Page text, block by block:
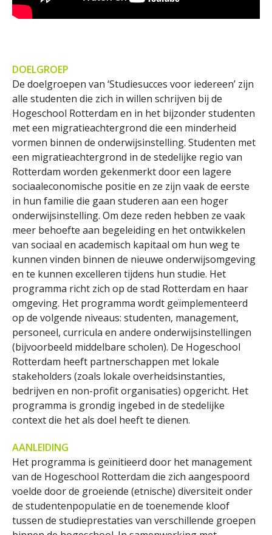
DOELGROEP
De doelgroepen van ‘Studiesucces voor iedereen’ zijn
alle studenten die zich in willen schrijven bij de
Hogeschool Rotterdam en in het bijzonder studenten
met een migratieachtergrond die een minderheid
vormen binnen de onderwijsinstelling. Studenten met
een migratieachtergrond in de stedelijke regio van
Rotterdam worden gekenmerkt door een lagere
sociaaleconomische positie en ze zijn vaak de eerste
in hun familie die gaan studeren aan een hoger
onderwijsinstelling. Om deze reden hebben ze vaak
meer behoefte aan begeleiding en het ontwikkelen
van sociaal en academisch kapitaal om hun weg te
kunnen vinden binnen de nieuwe onderwijsomgeving
en te kunnen excelleren tijdens hun studie. Het
programma richt zich op de stad Rotterdam en haar
omgeving. Het programma wordt geïmplementeerd
op de volgende niveaus: studenten, management,
personeel, curricula en andere onderwijsinstellingen
(bijvoorbeeld middelbare scholen). De Hogeschool
Rotterdam heeft partnerschappen met lokale
stakeholders (zoals lokale overheidsinstanties,
bedrijven en non-profit organisaties) opgericht. Het
programma is grondig ingebed in de stedelijke
context die het als doel heeft te dienen.
AANLEIDING
Het programma is geïnitieerd door het management
van de Hogeschool Rotterdam die zich aangespoord
voelde door de groeiende (etnische) diversiteit onder
de studentenpopulatie en de toenemende kloof
tussen de studieprestaties van verschillende groepen